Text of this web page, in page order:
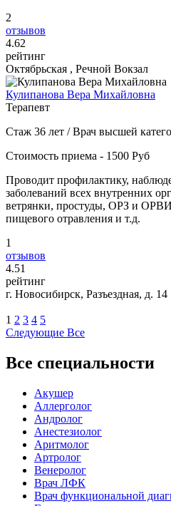
2
отзывов
4.62
рейтинг
Октябрьская , Речной Вокзал
Кулипанова Вера Михайловна
Терапевт
Стаж 36 лет / Врач высшей
Стоимость приема - 1500 Руб
Проводит профилактику,
заболеваний всех внутренних
ветрянки, простуды, ОРЗ и
пищевого отравления и т.д.
1
отзывов
4.51
рейтинг
г. Новосибирск, Разъездная, д. 14
1 2 3 4 5
Следующие Все
Все специальности
Акушер
Аллерголог
Андролог
Анестезиолог
Аритмолог
Артролог
Венеролог
Врач ЛФК
Врач функциональной